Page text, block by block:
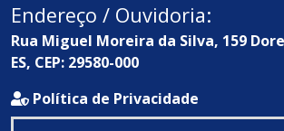
Endereço / Ouvidoria:
Rua Miguel Moreira da Silva, 159
ES, CEP: 29580-000
Política de Privacidade